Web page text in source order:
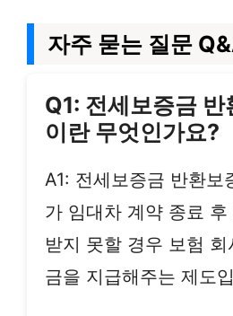
자주 묻는 질문
Q1: 전세보증금 반
이란 무엇인가요?
A1: 전세보증금 반환보
가 임대차 계약 종료 후
받지 못할 경우 보험
금을 지급해주는 제도